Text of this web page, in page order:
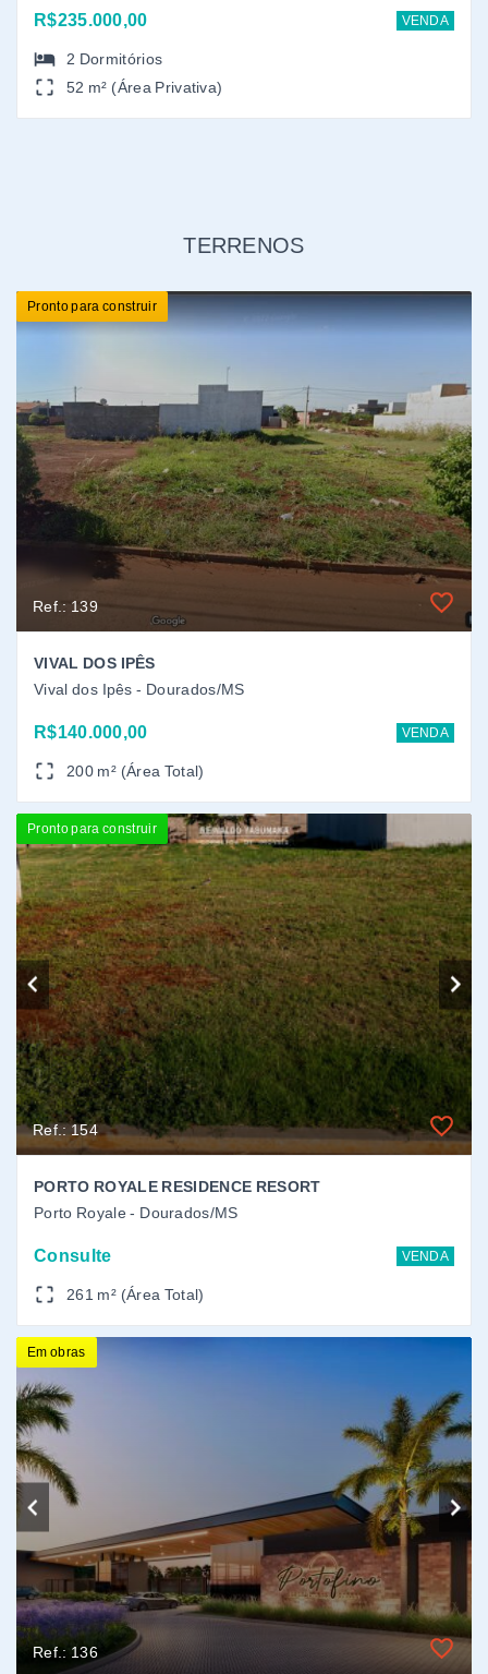
Ref.: 139
Vival dos Ipês - Dourados/MS
R$140.000,00 VENDA
200 m² (Área Total)
Pronto para construir
Ref.: 154
PORTO ROYALE RESIDENCE RESORT
Porto Royale - Dourados/MS
Consulte VENDA
261 m² (Área Total)
Em obras
Ref.: 136
PORTOFINO CONDOMÍNIO SPA RESORT
PORTOFINO CONDOMÍNIO SPA RESORT - Dourados/MS
Consulte VENDA
340 m² (Área Total)
Em obras